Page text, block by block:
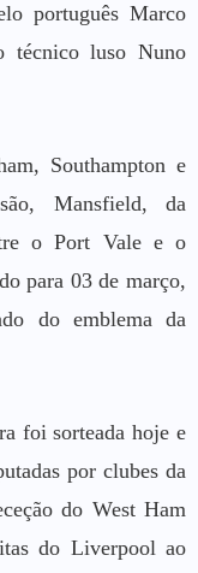
português Marco
técnico luso Nuno
Southampton e
Mansfield, da
o Port Vale e o
para 03 de março,
do emblema da
foi sorteada hoje e
por clubes da
do West Ham
do Liverpool ao